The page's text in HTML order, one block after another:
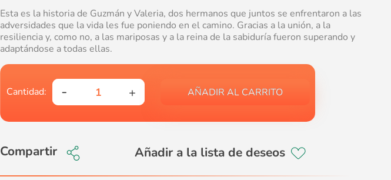
Esta es la historia de Guzmán y Valeria, dos hermanos que juntos se enfrentaron a las
adversidades que la vida les fue poniendo en el camino. Gracias a la unión, a la
resiliencia y, como no, a las mariposas y a la reina de la sabiduría fueron superando y
adaptándose a todas ellas.
AÑADIR AL CARRITO
Compartir